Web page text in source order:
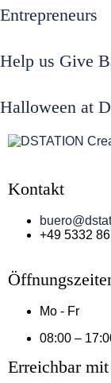
Entrepreneurs
Help us Give
Halloween at
Kontakt
+49 5332
Mo - Fr
08:00 –
Erreichbar mit